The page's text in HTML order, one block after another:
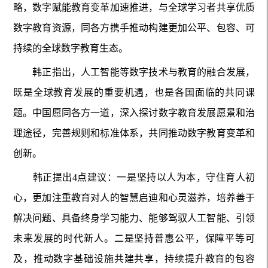
略，数字赋能教育变革加速推进，与全球学习者共享优质
数字教育资源，同各方携手推动构建更加公平、包容、可
持续的全球数字教育生态。
韩正指出，人工智能等数字技术与教育的融合发展，
既是全球教育发展的重要机遇，也是各国面临的共同课
题。中国愿同各方一道，深入探讨数字教育发展愿景和治
理途径，完善规则和标准体系，共同推动数字教育变革和
创新。
韩正提出4点建议：一是坚持以人为本，守住育人初
心，更加注重教育对人的智慧启迪和心灵滋养，培养善于
解决问题、具备终身学习能力、能够驾驭人工智能、引领
未来发展的时代新人。二是坚持普惠公平，保障平等可
及，推动数字基础设施共建共享，持续提升教育的包容